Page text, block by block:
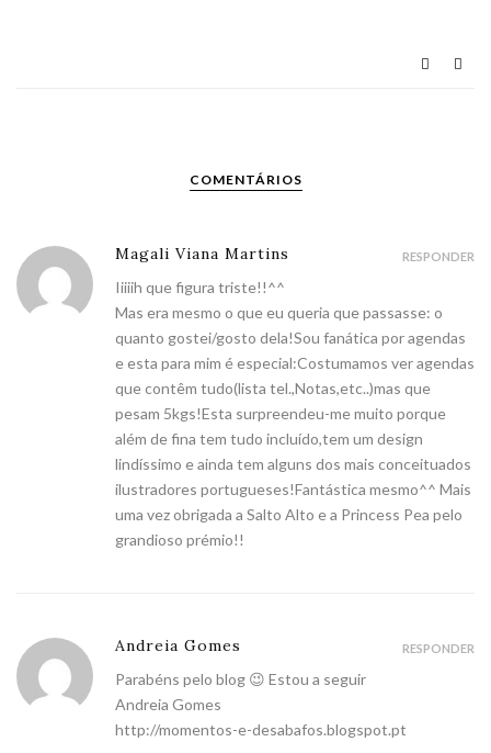
COMENTÁRIOS
Magali Viana Martins
Iiiiih que figura triste!!^^
Mas era mesmo o que eu queria que passasse: o
quanto gostei/gosto dela!Sou fanática por agendas
e esta para mim é especial:Costumamos ver agendas
que contêm tudo(lista tel.,Notas,etc..)mas que
pesam 5kgs!Esta surpreendeu-me muito porque
além de fina tem tudo incluído,tem um design
lindíssimo e ainda tem alguns dos mais conceituados
ilustradores portugueses!Fantástica mesmo^^ Mais
uma vez obrigada a Salto Alto e a Princess Pea pelo
grandioso prémio!!
RESPONDER
Andreia Gomes
Parabéns pelo blog 😉 Estou a seguir
Andreia Gomes
http://momentos-e-desabafos.blogspot.pt
RESPONDER